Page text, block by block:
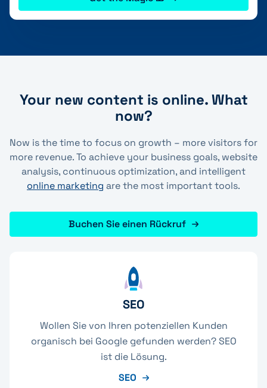
Your new content is online. What
now?
Now is the time to focus on growth – more visitors for
more revenue. To achieve your business goals, website
analysis, continuous optimization, and intelligent
online marketing are the most important tools.
Buchen Sie einen Rückruf
SEO
Wollen Sie von Ihren potenziellen Kunden
organisch bei Google gefunden werden? SEO
ist die Lösung.
SEO